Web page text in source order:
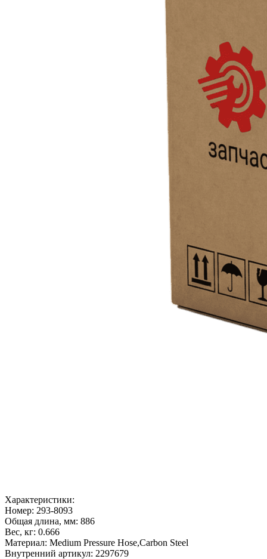
Характеристики:
Номер: 293-8093
Общая длина, мм: 886
Вес, кг: 0.666
Материал: Medium Pressure Hose,Carbon Steel
Внутренний артикул: 2297679